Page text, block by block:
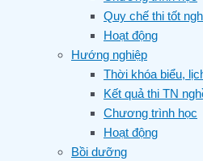
Quy chế thi tốt
Hoạt động
Hướng nghiệp
Thời khóa biểu,
Kết quả thi TN
Chương trình học
Hoạt động
Bồi dưỡng